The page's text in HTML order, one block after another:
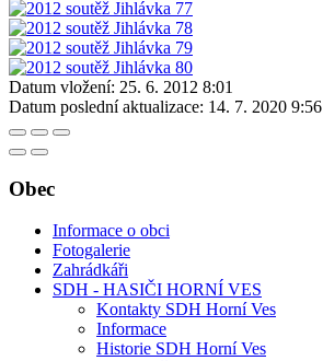
Datum vložení: 25. 6. 2012 8:01
Datum poslední aktualizace: 14. 7. 2020 9:56
Obec
Informace o obci
Fotogalerie
Zahrádkáři
SDH - HASIČI HORNÍ VES
Kontakty SDH Horní Ves
Informace
Historie SDH Horní Ves